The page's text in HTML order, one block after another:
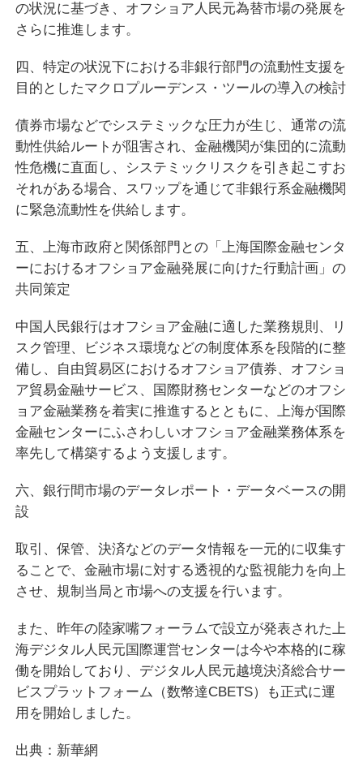
の状況に基づき、オフショア人民元為替市場の発展を
さらに推進します。
四、特定の状況下における非銀行部門の流動性支援を
目的としたマクロプルーデンス・ツールの導入の検討
債券市場などでシステミックな圧力が生じ、通常の流
動性供給ルートが阻害され、金融機関が集団的に流動
性危機に直面し、システミックリスクを引き起こすお
それがある場合、スワップを通じて非銀行系金融機関
に緊急流動性を供給します。
五、上海市政府と関係部門との「上海国際金融センタ
ーにおけるオフショア金融発展に向けた行動計画」の
共同策定
中国人民銀行はオフショア金融に適した業務規則、リ
スク管理、ビジネス環境などの制度体系を段階的に整
備し、自由貿易区におけるオフショア債券、オフショ
ア貿易金融サービス、国際財務センターなどのオフシ
ョア金融業務を着実に推進するとともに、上海が国際
金融センターにふさわしいオフショア金融業務体系を
率先して構築するよう支援します。
六、銀行間市場のデータレポート・データベースの開
設
取引、保管、決済などのデータ情報を一元的に収集す
ることで、金融市場に対する透視的な監視能力を向上
させ、規制当局と市場への支援を行います。
また、昨年の陸家嘴フォーラムで設立が発表された上
海デジタル人民元国際運営センターは今や本格的に稼
働を開始しており、デジタル人民元越境決済総合サー
ビスプラットフォーム（数幣達CBETS）も正式に運
用を開始しました。
出典：新華網